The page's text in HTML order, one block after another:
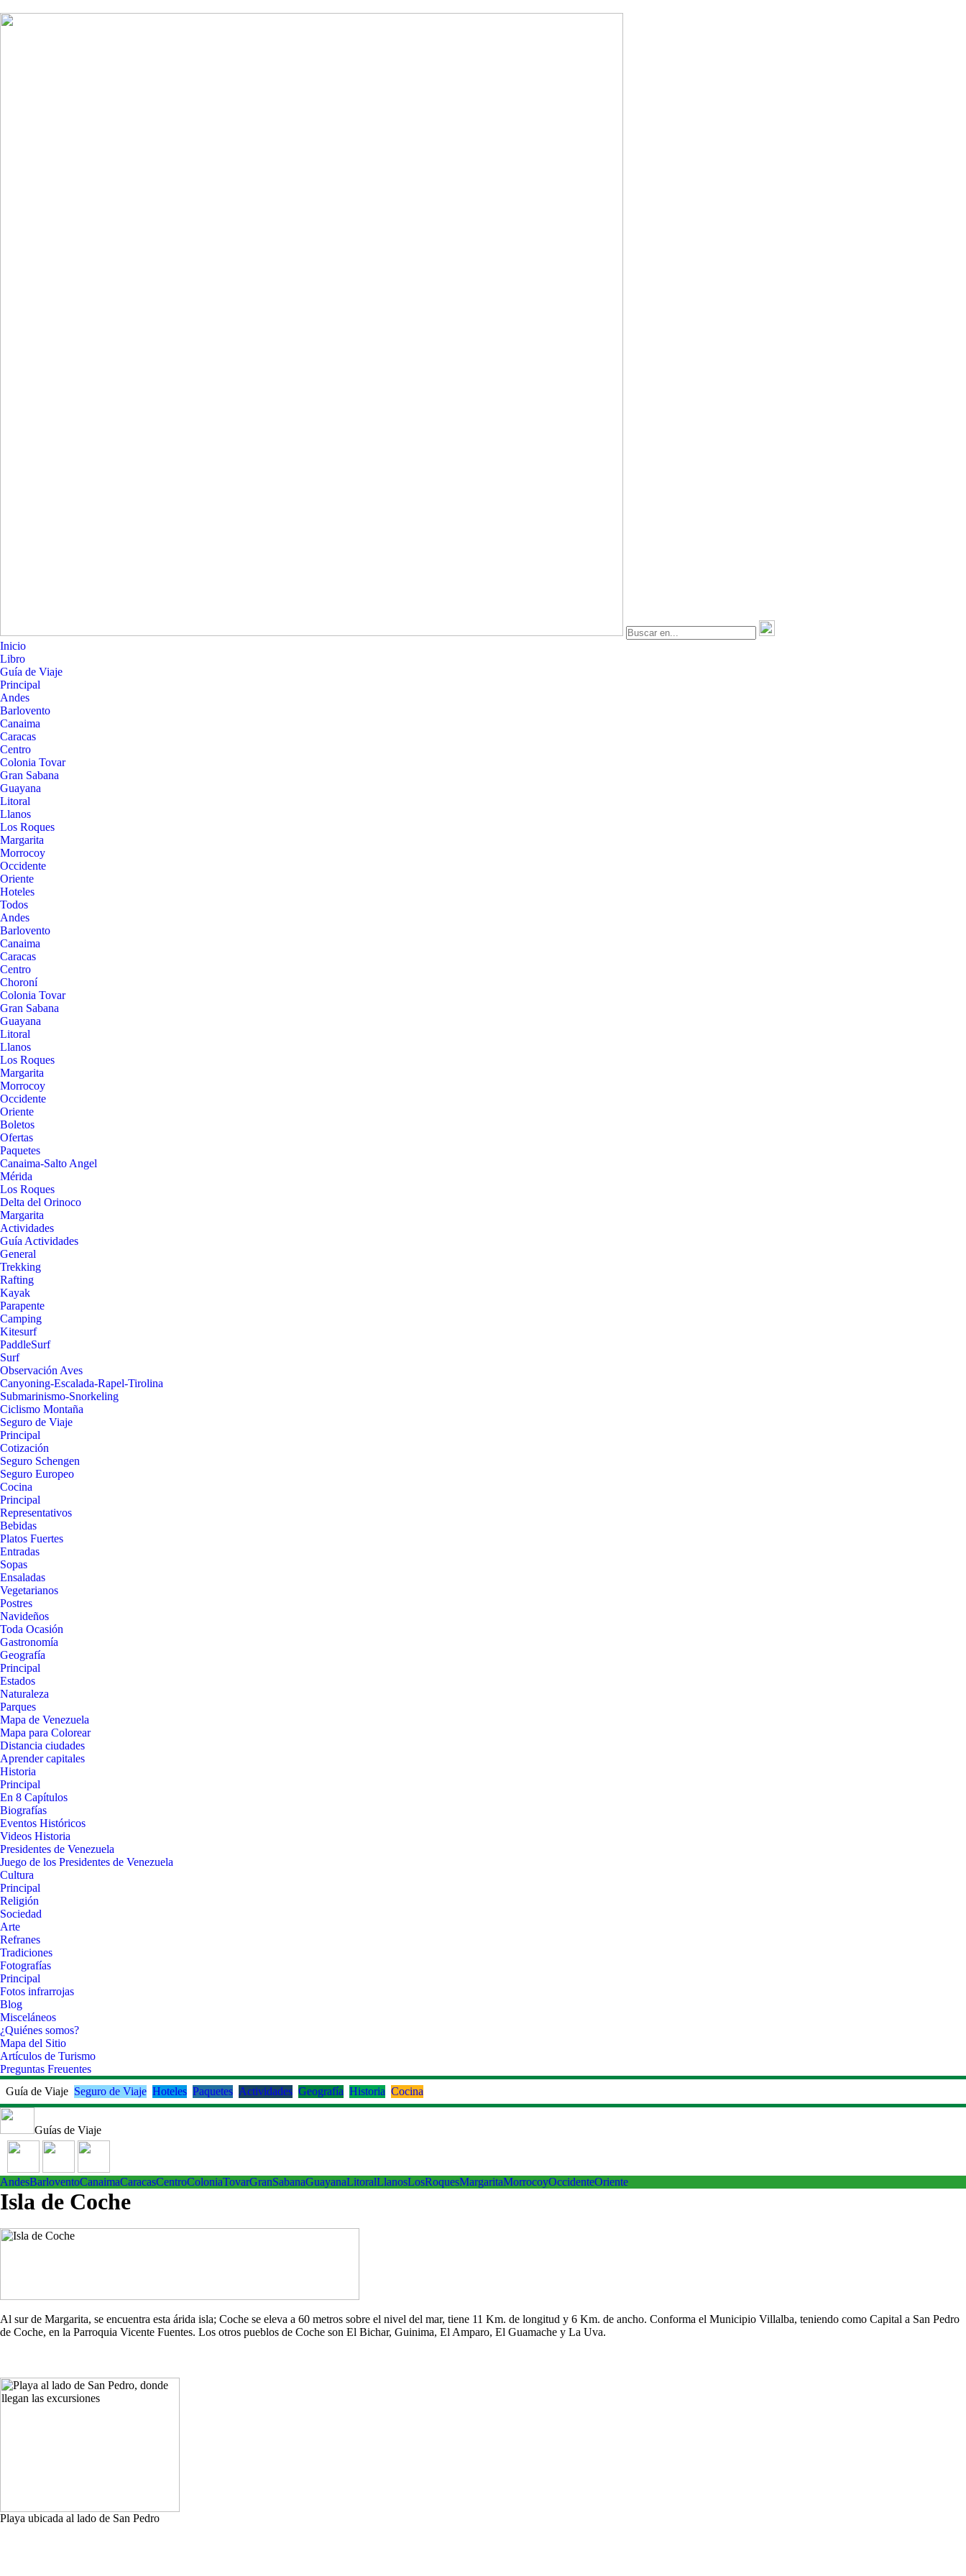
Inicio
Libro
Guía de Viaje
Principal
Andes
Barlovento
Canaima
Caracas
Centro
Colonia Tovar
Gran Sabana
Guayana
Litoral
Llanos
Los Roques
Margarita
Morrocoy
Occidente
Oriente
Hoteles
Todos
Andes
Barlovento
Canaima
Caracas
Centro
Choroní
Colonia Tovar
Gran Sabana
Guayana
Litoral
Llanos
Los Roques
Margarita
Morrocoy
Occidente
Oriente
Boletos
Ofertas
Paquetes
Canaima-Salto Angel
Mérida
Los Roques
Delta del Orinoco
Margarita
Actividades
Guía Actividades
General
Trekking
Rafting
Kayak
Parapente
Camping
Kitesurf
PaddleSurf
Surf
Observación Aves
Canyoning-Escalada-Rapel-Tirolina
Submarinismo-Snorkeling
Ciclismo Montaña
Seguro de Viaje
Principal
Cotización
Seguro Schengen
Seguro Europeo
Cocina
Principal
Representativos
Bebidas
Platos Fuertes
Entradas
Sopas
Ensaladas
Vegetarianos
Postres
Navideños
Toda Ocasión
Gastronomía
Geografía
Principal
Estados
Naturaleza
Parques
Mapa de Venezuela
Mapa para Colorear
Distancia ciudades
Aprender capitales
Historia
Principal
En 8 Capítulos
Biografías
Eventos Históricos
Videos Historia
Presidentes de Venezuela
Juego de los Presidentes de Venezuela
Cultura
Principal
Religión
Sociedad
Arte
Refranes
Tradiciones
Fotografías
Principal
Fotos infrarrojas
Blog
Misceláneos
¿Quiénes somos?
Mapa del Sitio
Artículos de Turismo
Preguntas Freuentes
Guía de Viaje Seguro de Viaje Hoteles Paquetes Actividades Geografía Historia Cocina
Guías de Viaje
AndesBarloventoCanaimaCaracasCentroColoniaTovarGranSabanaGuayanaLitoralLlanosLosRoquesMargaritaMorrocoyOccidenteOriente
Isla de Coche
Al sur de Margarita, se encuentra esta árida isla; Coche se eleva a 60 metros sobre el nivel del mar, tiene 11 Km. de longitud y 6 Km. de ancho. Conforma el Municipio Villalba, teniendo como Capital a San Pedro
de Coche, en la Parroquia Vicente Fuentes. Los otros pueblos de Coche son El Bichar, Guinima, El Amparo, El Guamache y La Uva.
Playa ubicada al lado de San Pedro